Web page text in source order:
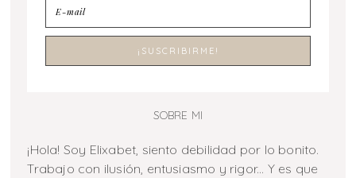
SOBRE MI
¡Hola! Soy Elixabet, siento debilidad por lo bonito.
Trabajo con ilusión, entusiasmo y rigor... Y es que